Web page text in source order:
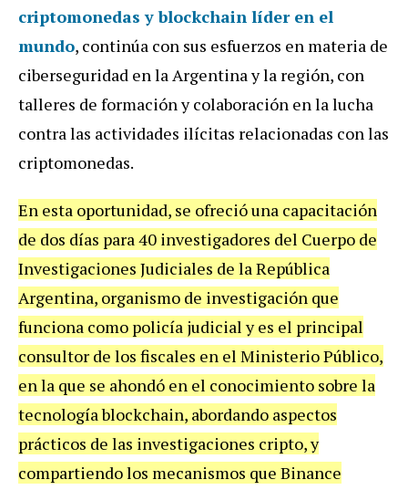
criptomonedas y blockchain líder en el
mundo, continúa con sus esfuerzos en materia de
ciberseguridad en la Argentina y la región, con
talleres de formación y colaboración en la lucha
contra las actividades ilícitas relacionadas con las
criptomonedas.
En esta oportunidad, se ofreció una capacitación
de dos días para 40 investigadores del Cuerpo de
Investigaciones Judiciales de la República
Argentina, organismo de investigación que
funciona como policía judicial y es el principal
consultor de los fiscales en el Ministerio Público,
en la que se ahondó en el conocimiento sobre la
tecnología blockchain, abordando aspectos
prácticos de las investigaciones cripto, y
compartiendo los mecanismos que Binance